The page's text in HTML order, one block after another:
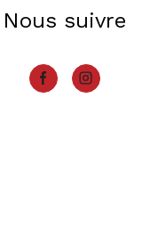
Nous suivre